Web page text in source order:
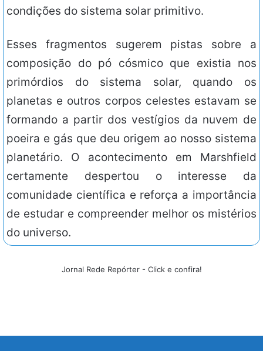
condições do sistema solar primitivo.
Esses fragmentos sugerem pistas sobre a
composição do pó cósmico que existia nos
primórdios do sistema solar, quando os
planetas e outros corpos celestes estavam se
formando a partir dos vestígios da nuvem de
poeira e gás que deu origem ao nosso sistema
planetário. O acontecimento em Marshfield
certamente despertou o interesse da
comunidade científica e reforça a importância
de estudar e compreender melhor os mistérios
do universo.
Jornal Rede Repórter - Click e confira!